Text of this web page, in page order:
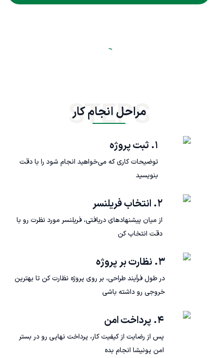
مراحل انجام کار
STEPS
۱. ثبت پروژه
توضیحات کاری که می‌خواهید انجام شود را با دقت
بنویسید
۲. انتخاب فریلنسر
از میان پیشنهادهای دریافتی، فریلنسر مورد نظرت رو با
دقت انتخاب کن
۳. نظارت بر پروژه
در طول فرآیند طراحی، بر روی پروژه نظارت کن تا بهترین
خروجی رو داشته باشی
۴. پرداخت امن
پس از رضایت از کیفیت کار، پرداخت نهایی رو در بستر
امن پونیشا انجام بده